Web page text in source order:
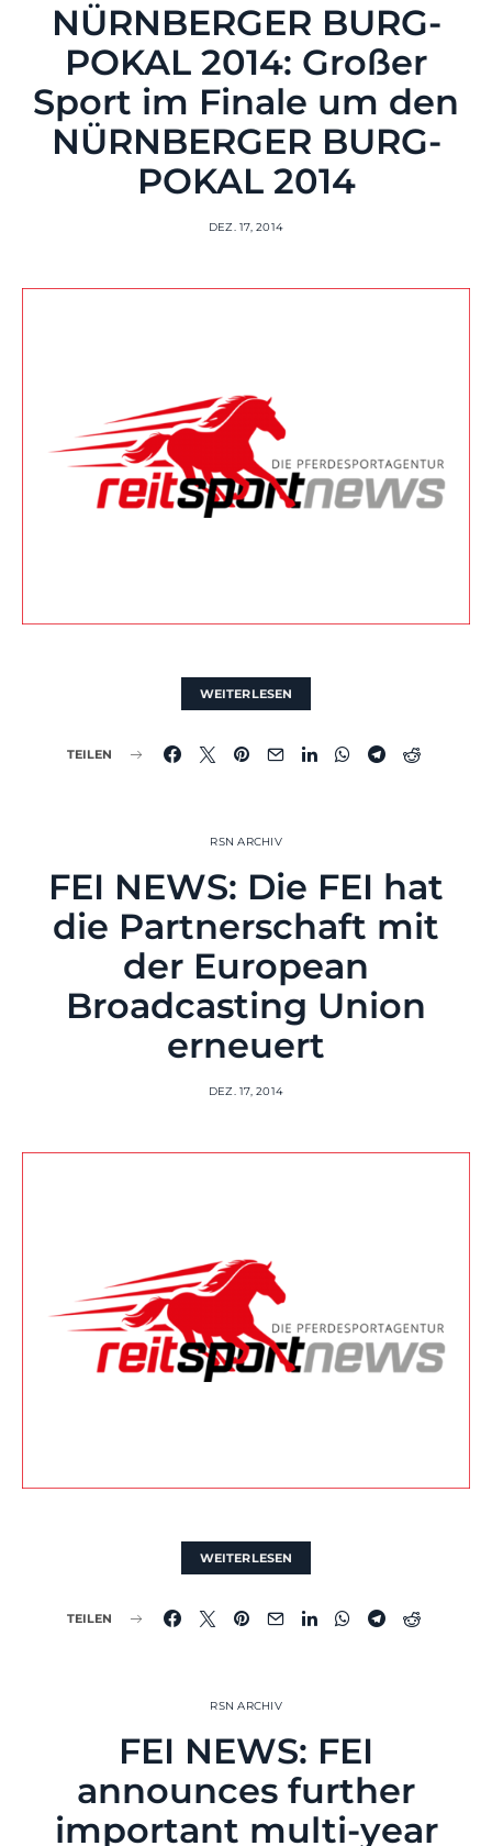
NÜRNBERGER BURG-
POKAL 2014: Großer
Sport im Finale um den
NÜRNBERGER BURG-
POKAL 2014
DEZ. 17, 2014
WEITERLESEN
TEILEN
RSN ARCHIV
FEI NEWS: Die FEI hat
die Partnerschaft mit
der European
Broadcasting Union
erneuert
DEZ. 17, 2014
WEITERLESEN
TEILEN
RSN ARCHIV
FEI NEWS: FEI
announces further
important multi-year